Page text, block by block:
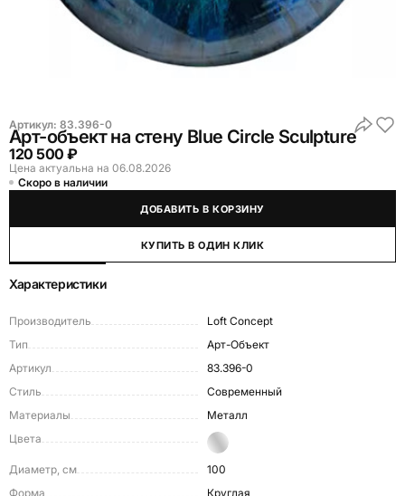
Артикул: 83.396-0
Арт-объект на стену Blue Circle Sculpture
120 500 ₽
Цена актуальна на 06.08.2026
Скоро в наличии
ДОБАВИТЬ В КОРЗИНУ
КУПИТЬ В ОДИН КЛИК
Характеристики
Производитель
Loft Concept
Тип
Арт-Объект
Артикул
83.396-0
Стиль
Современный
Материалы
Металл
Цвета
Диаметр, см
100
Форма
Круглая